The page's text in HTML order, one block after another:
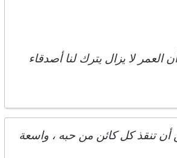
العمر لا يزال يترك لنا أصدقاء
تنقذ كل كائن من حبه ، واسعة